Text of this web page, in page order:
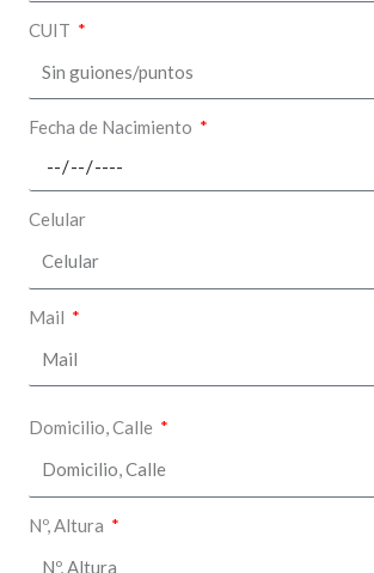
CUIT
Fecha de Nacimiento
Celular
Mail
Domicilio, Calle
Nº, Altura